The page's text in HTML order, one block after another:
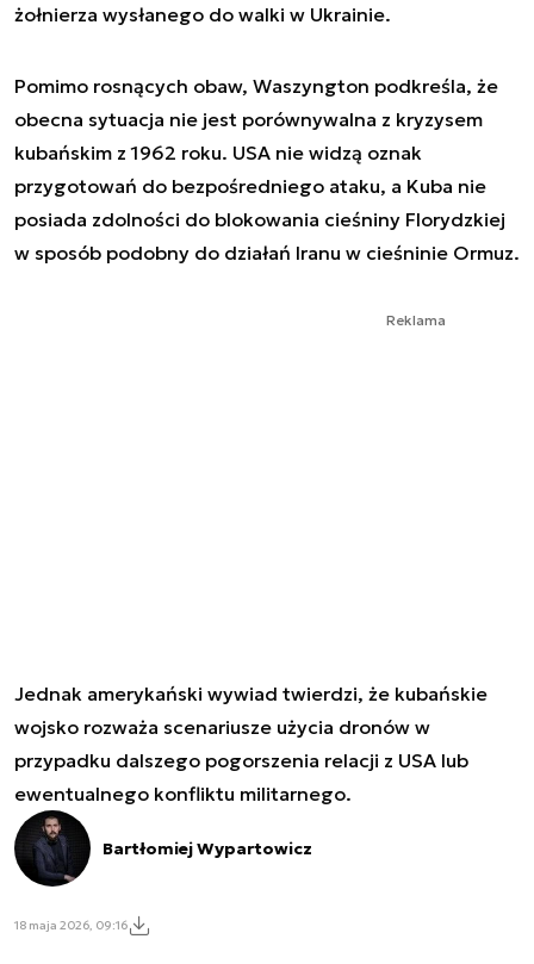
żołnierza wysłanego do walki w Ukrainie.
Pomimo rosnących obaw, Waszyngton podkreśla, że
obecna sytuacja nie jest porównywalna z kryzysem
kubańskim z 1962 roku. USA nie widzą oznak
przygotowań do bezpośredniego ataku, a Kuba nie
posiada zdolności do blokowania cieśniny Florydzkiej
w sposób podobny do działań Iranu w cieśninie Ormuz.
Reklama
Jednak amerykański wywiad twierdzi, że kubańskie
wojsko rozważa scenariusze użycia dronów w
przypadku dalszego pogorszenia relacji z USA lub
ewentualnego konfliktu militarnego.
Bartłomiej Wypartowicz
18 maja 2026, 09:16